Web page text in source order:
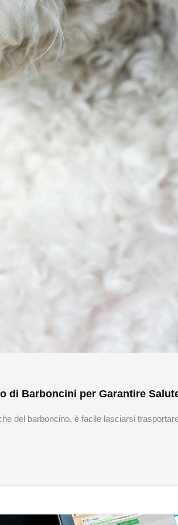
di Barboncini per Garantire
del barboncino, è facile lasciarsi